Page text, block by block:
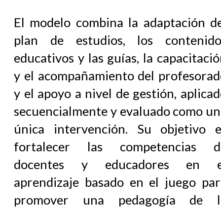
El modelo combina la adaptación
plan de estudios, los
educativos y las guías, la
y el acompañamiento del
y el apoyo a nivel de gestión,
secuencialmente y evaluado como
única intervención. Su objetivo
fortalecer las competencias
docentes y educadores en
aprendizaje basado en el juego
promover una pedagogía de